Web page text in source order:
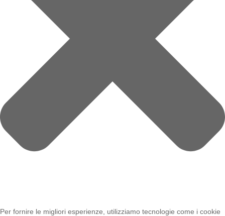
Per fornire le migliori esperienze, utilizziamo tecnologie come i cookie